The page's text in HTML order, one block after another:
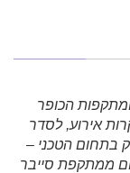
הכופר
אירוע, לסדר
בתחום הטכני –
ממתקפת סייבר